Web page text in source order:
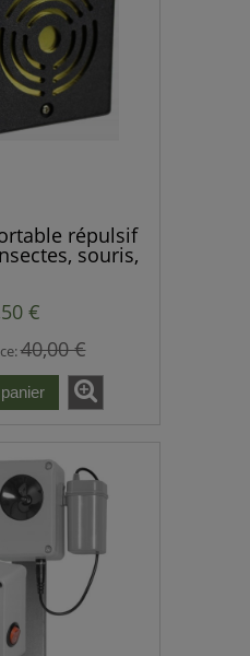
répulsif
souris,
rongeurs.
€
40,00 €